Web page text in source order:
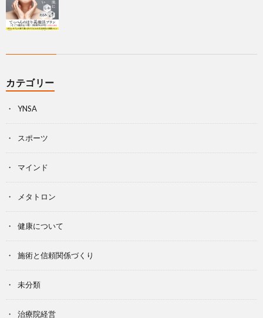
カテゴリー
YNSA
スポーツ
マインド
メタトロン
健康について
施術と信頼関係づくり
未分類
治療院経営